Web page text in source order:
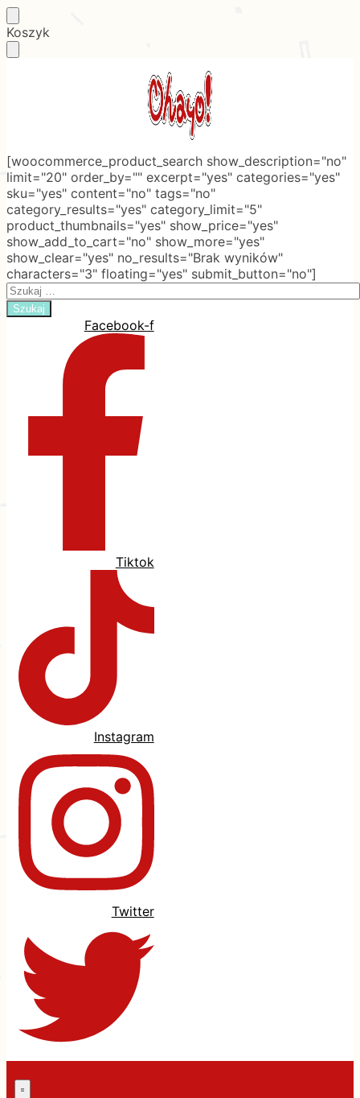
Skip
to
Skip
to
Koszyk
[woocommerce_product_search show_description="no"
limit="20" order_by="" excerpt="yes" categories="yes"
sku="yes" content="no" tags="no"
category_results="yes" category_limit="5"
product_thumbnails="yes" show_price="yes"
show_add_to_cart="no" show_more="yes"
show_clear="yes" no_results="Brak wyników"
characters="3" floating="yes" submit_button="no"]
Search
for:
Facebook-f
Tiktok
Instagram
Twitter